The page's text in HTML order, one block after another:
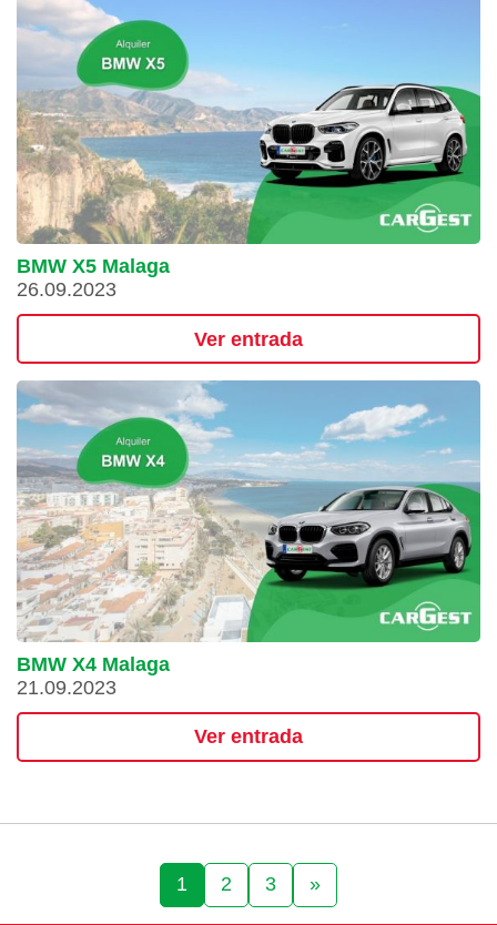
BMW X5 Malaga
26.09.2023
Ver entrada
BMW X4 Malaga
21.09.2023
Ver entrada
1 2 3 »